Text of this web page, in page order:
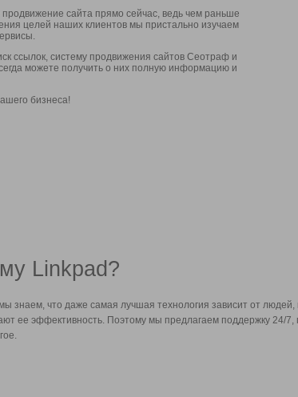
сайта прямо сейчас, ведь чем раньше
целей наших клиентов мы пристально изучаем
ссылок, систему продвижения сайтов Сеотраф и
можете получить о них полную информацию и
бизнеса!
Linkpad?
знаем, что даже самая лучшая технология зависит от людей,
ее эффективность. Поэтому мы предлагаем поддержку 24/7,